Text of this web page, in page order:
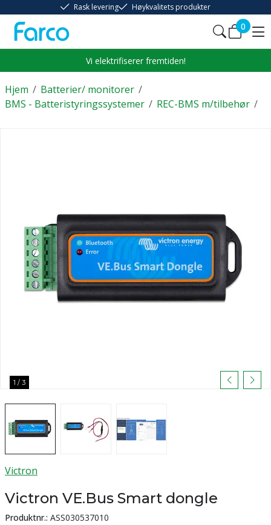
Rask levering Høykvalitets produkter
0
Vi elektrifiserer fremtiden!
/
Hjem /
Batterier/ monitorer
/
BMS - Batteristyringssystemer /
REC-BMS m/tilbehør
1 / 3
Victron
Victron VE.Bus Smart dongle
Produktnr.: ASS030537010